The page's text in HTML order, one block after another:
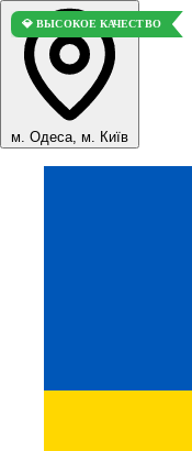
м. Одеса, м. Київ
💎 ВЫСОКОЕ КАЧЕСТВО